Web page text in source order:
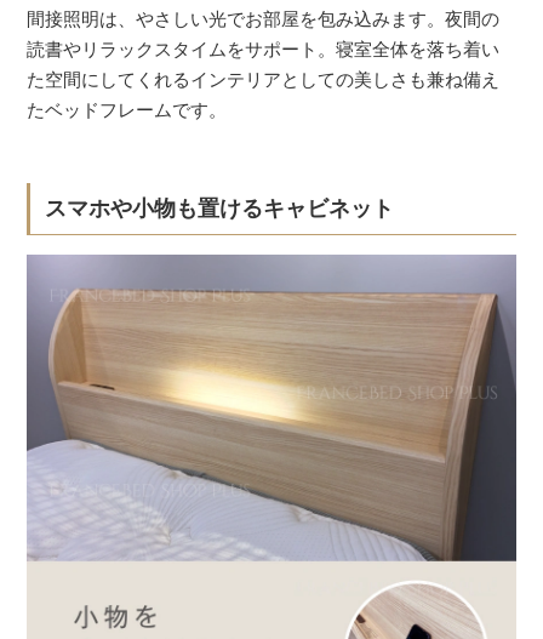
間接照明は、やさしい光でお部屋を包み込みます。夜間の
読書やリラックスタイムをサポート。寝室全体を落ち着い
た空間にしてくれるインテリアとしての美しさも兼ね備え
たベッドフレームです。
スマホや小物も置けるキャビネット